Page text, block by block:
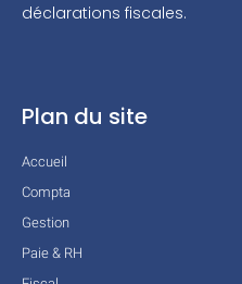
déclarations fiscales.
Plan du site
Accueil
Compta
Gestion
Paie & RH